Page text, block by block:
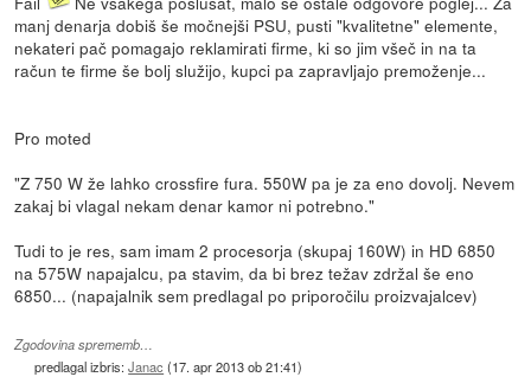
manj denarja dobiš še močnejši PSU, pusti "kvalitetne" elemente,
nekateri pač pomagajo reklamirati firme, ki so jim všeč in na ta
račun te firme še bolj služijo, kupci pa zapravljajo premoženje...
Pro moted
"Z 750 W že lahko crossfire fura. 550W pa je za eno dovolj. Nevem
zakaj bi vlagal nekam denar kamor ni potrebno."
Tudi to je res, sam imam 2 procesorja (skupaj 160W) in HD 6850
na 575W napajalcu, pa stavim, da bi brez težav zdržal še eno
6850... (napajalnik sem predlagal po priporočilu proizvajalcev)
Zgodovina sprememb…
predlagal izbris:Janac (17. apr 2013 ob 21:41)